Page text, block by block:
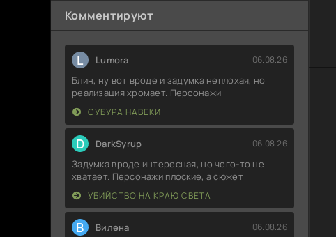
Комментируют
L Lumora 06.08.26
Блин, ну вот вроде и задумка неплохая, но
реализация хромает. Персонажи
СУБУРА НАВЕКИ
D DarkSyrup 06.08.26
Задумка вроде интересная, но чего-то не
хватает. Персонажи плоские, а сюжет
УБИЙСТВО НА КРАЮ СВЕТА
В Вилена 06.08.26